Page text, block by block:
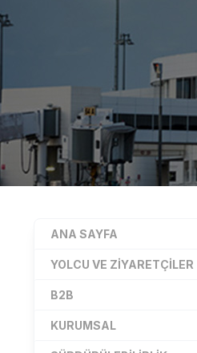
ANA SAYFA
YOLCU VE ZIYARETÇILER
B2B
KURUMSAL